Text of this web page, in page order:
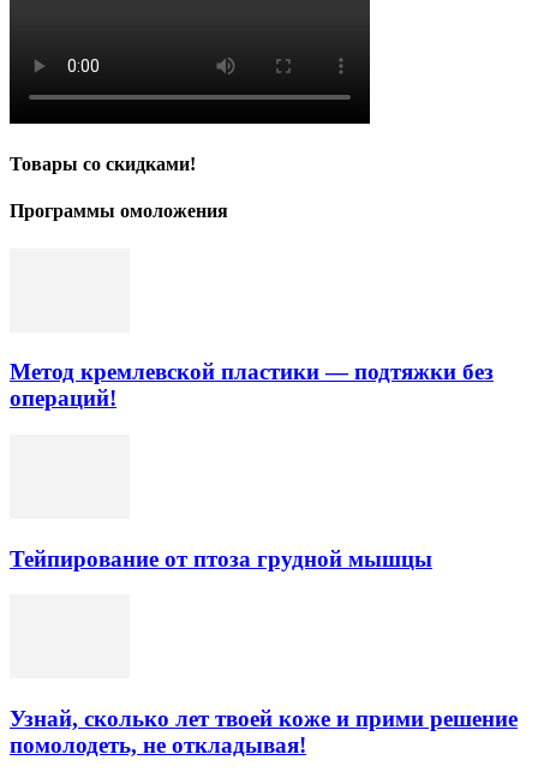
Товары со скидками!
Программы омоложения
Метод кремлевской пластики — подтяжки без
операций!
Тейпирование от птоза грудной мышцы
Узнай, сколько лет твоей коже и прими решение
помолодеть, не откладывая!